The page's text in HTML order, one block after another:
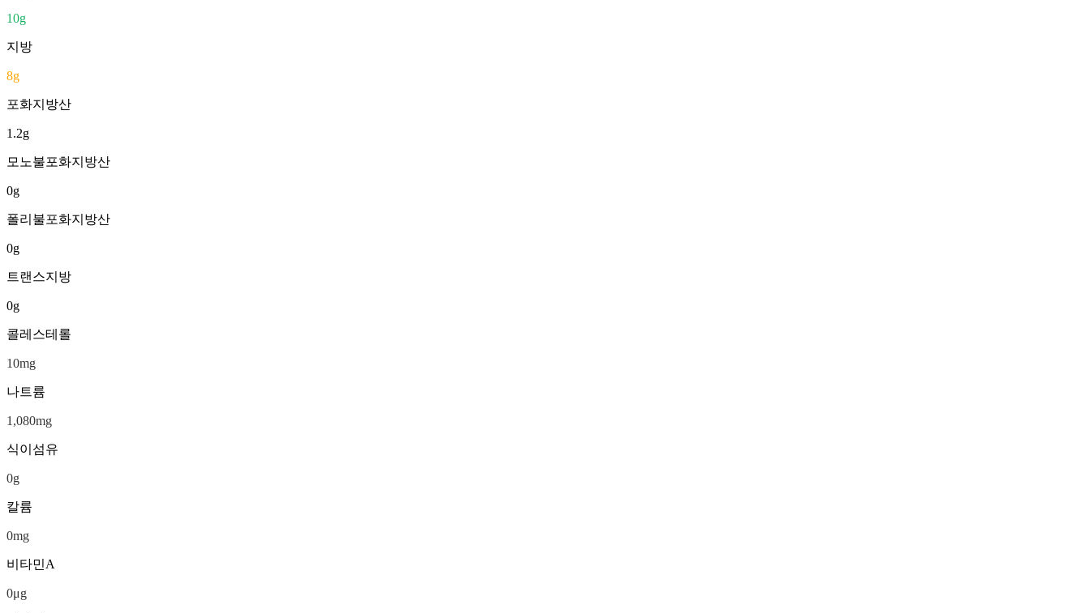
10g
지방
8g
포화지방산
1.2g
모노불포화지방산
0g
폴리불포화지방산
0g
트랜스지방
0g
콜레스테롤
10mg
나트륨
1,080mg
식이섬유
0g
칼륨
0mg
비타민A
0μg